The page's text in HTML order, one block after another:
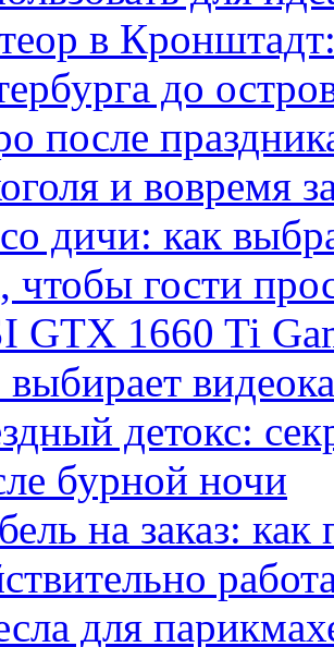
в
до
после
и вовремя
дичи: как
чтобы гости
GTX 1660 Ti
выбирает
детокс:
бурной ночи
на заказ:
для